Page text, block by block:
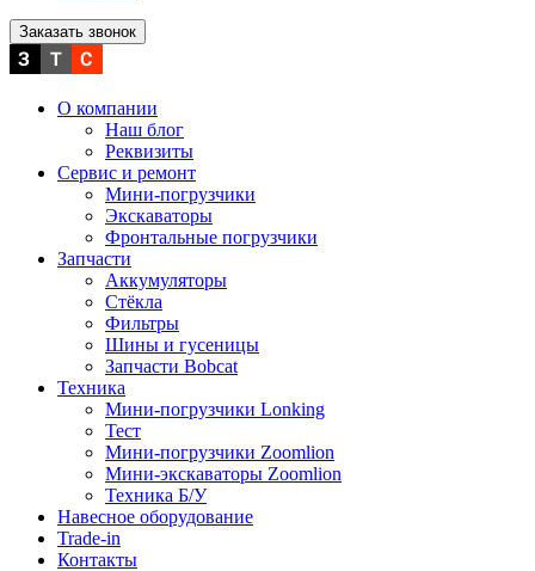
Заказать звонок
О компании
Наш блог
Реквизиты
Сервис и ремонт
Мини-погрузчики
Экскаваторы
Фронтальные погрузчики
Запчасти
Аккумуляторы
Стёкла
Фильтры
Шины и гусеницы
Запчасти Bobcat
Техника
Мини-погрузчики Lonking
Тест
Мини-погрузчики Zoomlion
Мини-экскаваторы Zoomlion
Техника Б/У
Навесное оборудование
Trade-in
Контакты